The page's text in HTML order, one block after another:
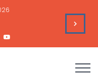
Anlaşması Ümmetin Değil